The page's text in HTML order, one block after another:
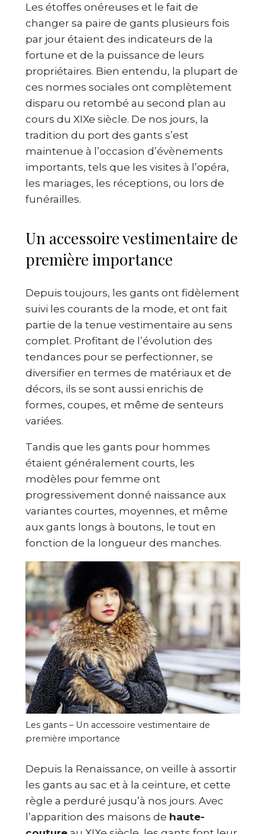
Les étoffes onéreuses et le fait de
changer sa paire de gants plusieurs fois
par jour étaient des indicateurs de la
fortune et de la puissance de leurs
propriétaires. Bien entendu, la plupart de
ces normes sociales ont complètement
disparu ou retombé au second plan au
cours du XIXe siècle. De nos jours, la
tradition du port des gants s’est
maintenue à l’occasion d’évènements
importants, tels que les visites à l’opéra,
les mariages, les réceptions, ou lors de
funérailles.
Un accessoire vestimentaire de
première importance
Depuis toujours, les gants ont fidèlement
suivi les courants de la mode, et ont fait
partie de la tenue vestimentaire au sens
complet. Profitant de l’évolution des
tendances pour se perfectionner, se
diversifier en termes de matériaux et de
décors, ils se sont aussi enrichis de
formes, coupes, et même de senteurs
variées.
Tandis que les gants pour hommes
étaient généralement courts, les
modèles pour femme ont
progressivement donné naissance aux
variantes courtes, moyennes, et même
aux gants longs à boutons, le tout en
fonction de la longueur des manches.
Les gants – Un accessoire vestimentaire de
première importance
Depuis la Renaissance, on veille à assortir
les gants au sac et à la ceinture, et cette
règle a perduré jusqu’à nos jours. Avec
l’apparition des maisons de haute-